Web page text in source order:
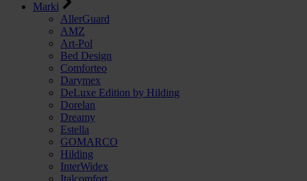
Marki
AllerGuard
AMZ
Art-Pol
Bed Design
Comforteo
Darymex
DeLuxe Edition by Hilding
Dorelan
Dreamy
Estella
GOMARCO
Hilding
InterWidex
Italcomfort